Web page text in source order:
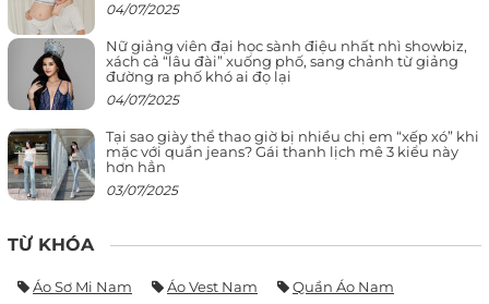
04/07/2025
Nữ giảng viên đại học sành điệu nhất nhì showbiz,
xách cả “lâu đài” xuống phố, sang chảnh từ giảng
đường ra phố khó ai đọ lại
04/07/2025
Tại sao giày thể thao giờ bị nhiều chị em “xếp xó” khi
mặc với quần jeans? Gái thanh lịch mê 3 kiểu này
hơn hẳn
03/07/2025
TỪ KHÓA
Áo Sơ Mi Nam Áo Vest Nam Quần Áo Nam